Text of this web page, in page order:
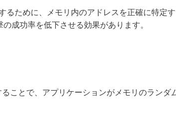
るために、メモリ内のアドレスを正確に特定
成功率を低下させる効果があります。
ことで、アプリケーションがメモリのランダ